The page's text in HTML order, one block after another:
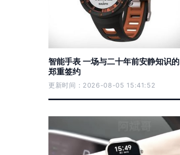
智能手表 一场与二十年前安静知识的
郑重签约
更新时间：2026-08-05 15:41:52